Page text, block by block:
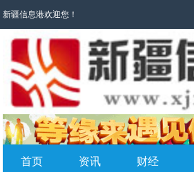
新疆信息港欢迎您！
首页 资讯 财经